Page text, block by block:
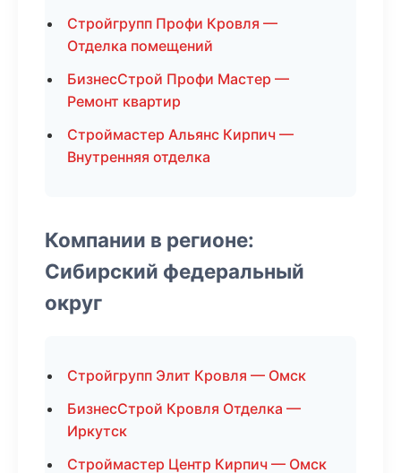
Стройгрупп Профи Кровля —
Отделка помещений
БизнесСтрой Профи Мастер —
Ремонт квартир
Строймастер Альянс Кирпич —
Внутренняя отделка
Компании в регионе:
Сибирский федеральный
округ
Стройгрупп Элит Кровля — Омск
БизнесСтрой Кровля Отделка —
Иркутск
Строймастер Центр Кирпич — Омск